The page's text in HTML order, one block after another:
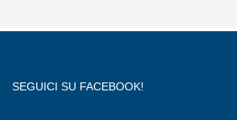
SEGUICI SU FACEBOOK!